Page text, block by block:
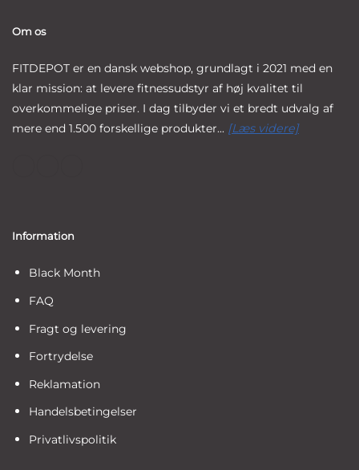
Om os
FITDEPOT er en dansk webshop, grundlagt i 2021 med en
klar mission: at levere fitnessudstyr af høj kvalitet til
overkommelige priser. I dag tilbyder vi et bredt udvalg af
mere end 1.500 forskellige produkter... [Læs videre]
Information
Black Month
FAQ
Fragt og levering
Fortrydelse
Reklamation
Handelsbetingelser
Privatlivspolitik